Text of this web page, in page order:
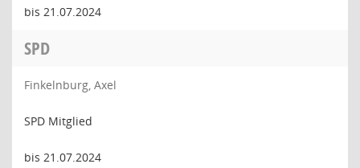
bis 21.07.2024
SPD
Finkelnburg, Axel
SPD Mitglied
bis 21.07.2024